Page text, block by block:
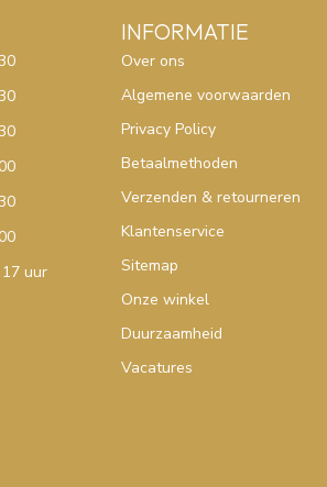
uur
INFORMATIE
Over ons
Algemene voorwaarden
Privacy Policy
Betaalmethoden
Verzenden & retourneren
Klantenservice
Sitemap
Onze winkel
Duurzaamheid
Vacatures